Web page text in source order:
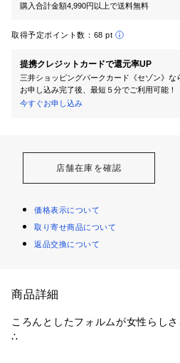
購入合計金額4,990円以上で送料無料
取得予定ポイント数： 68 pt
提携クレジットカードで還元率UP
三井ショッピングパークカード《セゾン》な
お申し込み完了後、最短５分でご利用可能！
今すぐお申し込み
店舗在庫を確認
価格表示について
取り寄せ商品について
返品交換について
商品詳細
ころんとしたフォルムが女性らしさ
∴